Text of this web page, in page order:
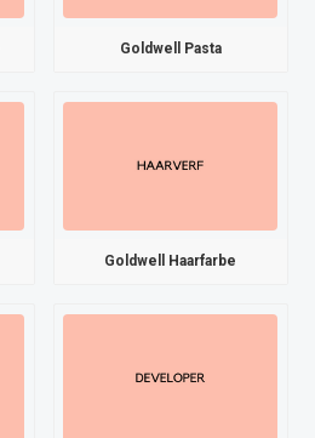
Goldwell Pasta
Goldwell Haarfarbe